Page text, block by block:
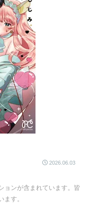
2026.06.03
ョンが含まれています。皆
す。